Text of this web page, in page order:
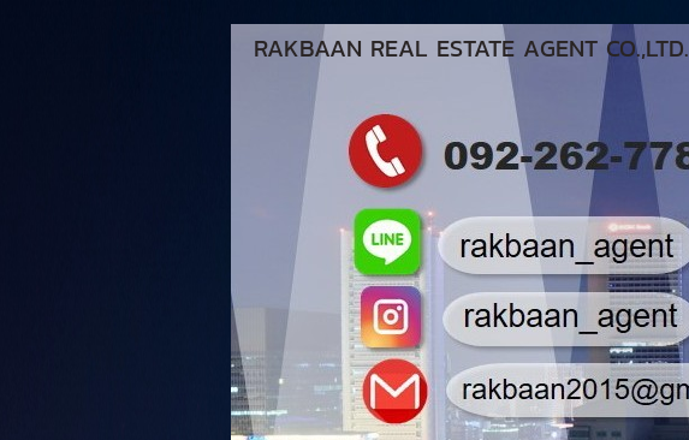
RAKBAAN REAL ESTATE AGENT CO.,LTD.